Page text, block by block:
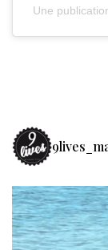
Une